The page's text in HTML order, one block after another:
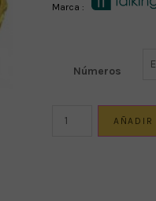
Marca :
Números
AÑADIR